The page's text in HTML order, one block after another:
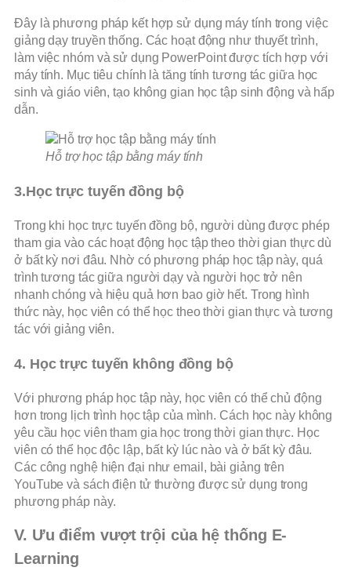
Đây là phương pháp kết hợp sử dụng máy tính trong việc
giảng dạy truyền thống. Các hoạt động như thuyết trình,
làm việc nhóm và sử dụng PowerPoint được tích hợp với
máy tính. Mục tiêu chính là tăng tính tương tác giữa học
sinh và giáo viên, tạo không gian học tập sinh động và hấp
dẫn.
Hỗ trợ học tập bằng máy tính
3.Học trực tuyến đồng bộ
Trong khi học trực tuyến đồng bộ, người dùng được phép
tham gia vào các hoạt động học tập theo thời gian thực dù
ở bất kỳ nơi đâu. Nhờ có phương pháp học tập này, quá
trình tương tác giữa người dạy và người học trở nên
nhanh chóng và hiệu quả hơn bao giờ hết. Trong hình
thức này, học viên có thể học theo thời gian thực và tương
tác với giảng viên.
4. Học trực tuyến không đồng bộ
Với phương pháp học tập này, học viên có thể chủ động
hơn trong lịch trình học tập của mình. Cách học này không
yêu cầu học viên tham gia học trong thời gian thực. Học
viên có thể học độc lập, bất kỳ lúc nào và ở bất kỳ đâu.
Các công nghệ hiện đại như email, bài giảng trên
YouTube và sách điện tử thường được sử dụng trong
phương pháp này.
V. Ưu điểm vượt trội của hệ thống E-
Learning